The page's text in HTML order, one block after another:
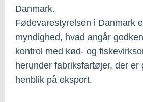
Danmark.
Fødevarestyrelsen i Danmark
myndighed, hvad angår
kontrol med kød- og
herunder fabriksfartøjer, der er
henblik på eksport.